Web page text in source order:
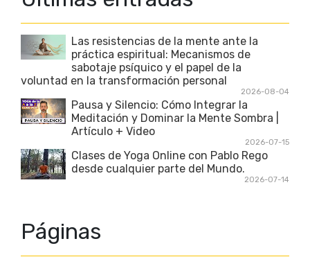
Las resistencias de la mente ante la
práctica espiritual: Mecanismos de
sabotaje psíquico y el papel de la
voluntad en la transformación personal
2026-08-04
Pausa y Silencio: Cómo Integrar la
Meditación y Dominar la Mente Sombra |
Artículo + Video
2026-07-15
Clases de Yoga Online con Pablo Rego
desde cualquier parte del Mundo.
2026-07-14
Páginas